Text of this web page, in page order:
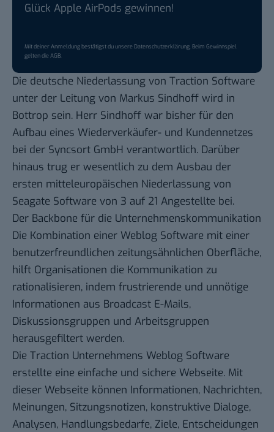
Glück Apple AirPods gewinnen!
Mit deiner Anmeldung bestätigst du unsereDatenschutzerklärung. Beim Gewinnspiel
gelten dieAGB.
Die deutsche Niederlassung von Traction Software
unter der Leitung von Markus Sindhoff wird in
Bottrop sein. Herr Sindhoff war bisher für den
Aufbau eines Wiederverkäufer- und Kundennetzes
bei der Syncsort GmbH verantwortlich. Darüber
hinaus trug er wesentlich zu dem Ausbau der
ersten mitteleuropäischen Niederlassung von
Seagate Software von 3 auf 21 Angestellte bei.
Der Backbone für die Unternehmenskommunikation
Die Kombination einer Weblog Software mit einer
benutzerfreundlichen zeitungsähnlichen Oberfläche,
hilft Organisationen die Kommunikation zu
rationalisieren, indem frustrierende und unnötige
Informationen aus Broadcast E-Mails,
Diskussionsgruppen und Arbeitsgruppen
herausgefiltert werden.
Die Traction Unternehmens Weblog Software
erstellte eine einfache und sichere Webseite. Mit
dieser Webseite können Informationen, Nachrichten,
Meinungen, Sitzungsnotizen, konstruktive Dialoge,
Analysen, Handlungsbedarfe, Ziele, Entscheidungen